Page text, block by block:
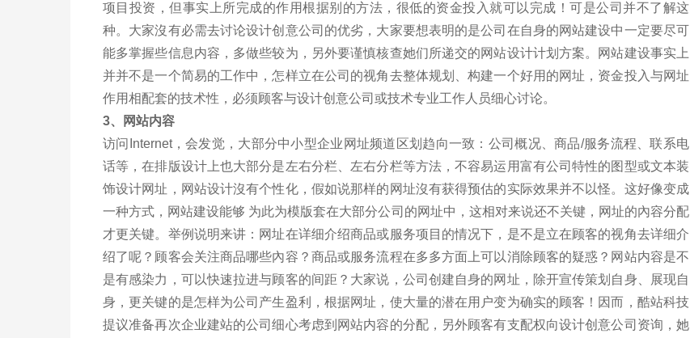
项目投资，但事实上所完成的作用根据别的方法，很低的资金投入就可以完成！可是公司并不了解这
种。大家沒有必需去讨论设计创意公司的优劣，大家要想表明的是公司在自身的网站建设中一定要尽可
能多掌握些信息内容，多做些较为，另外要谨慎核查她们所递交的网站设计计划方案。网站建设事实上
并并不是一个简易的工作中，怎样立在公司的视角去整体规划、构建一个好用的网址，资金投入与网址
作用相配套的技术性，必须顾客与设计创意公司或技术专业工作人员细心讨论。
3、网站内容
访问Internet，会发觉，大部分中小型企业网址频道区划趋向一致：公司概况、商品/服务流程、联系电
话等，在排版设计上也大部分是左右分栏、左右分栏等方法，不容易运用富有公司特性的图型或文本装
饰设计网址，网站设计沒有个性化，假如说那样的网址沒有获得预估的实际效果并不以怪。这好像变成
一种方式，网站建设能够 为此为模版套在大部分公司的网址中，这相对来说还不关键，网址的內容分配
才更关键。举例说明来讲：网址在详细介绍商品或服务项目的情况下，是不是立在顾客的视角去详细介
绍了呢？顾客会关注商品哪些內容？商品或服务流程在多多方面上可以消除顾客的疑惑？网站内容是不
是有感染力，可以快速拉进与顾客的间距？大家说，公司创建自身的网址，除开宣传策划自身、展现自
身，更关键的是怎样为公司产生盈利，根据网址，使大量的潜在用户变为确实的顾客！因而，酷站科技
提议准备再次企业建站的公司细心考虑到网站内容的分配，另外顾客有支配权向设计创意公司资询，她